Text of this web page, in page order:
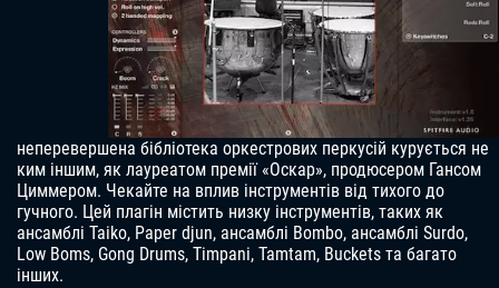
неперевершена бібліотека оркестрових перкусій курується не
ким іншим, як лауреатом премії «Оскар», продюсером Гансом
Циммером. Чекайте на вплив інструментів від тихого до
гучного. Цей плагін містить низку інструментів, таких як
ансамблі Taiko, Paper djun, ансамблі Bombo, ансамблі Surdo,
Low Boms, Gong Drums, Timpani, Tamtam, Buckets та багато
інших.